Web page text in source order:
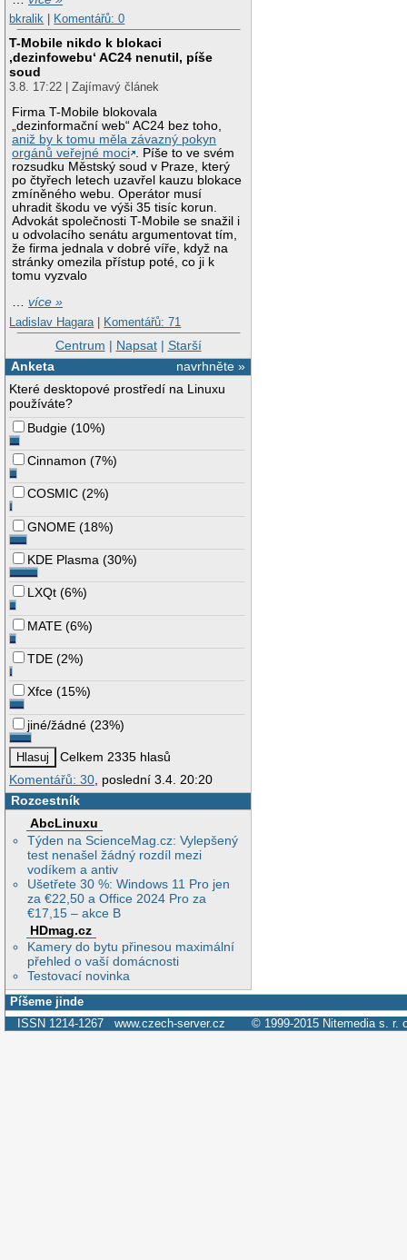
bkralik
Komentářů: 0
T-Mobile nikdo k blokaci
‚dezinfowebu‘ AC24 nenutil, píše
soud
3.8. 17:22 | Zajímavý článek
Firma T-Mobile blokovala
„dezinformační web“ AC24 bez toho,
aniž by k tomu měla závazný pokyn
orgánů veřejné moci . Píše to ve svém
rozsudku Městský soud v Praze, který
po čtyřech letech uzavřel kauzu blokace
zmíněného webu. Operátor musí
uhradit škodu ve výši 35 tisíc korun.
Advokát společnosti T-Mobile se snažil i
u odvolacího senátu argumentovat tím,
že firma jednala v dobré víře, když na
stránky omezila přístup poté, co ji k
tomu vyzvalo
…více »
Ladislav Hagara | Komentářů: 71
Centrum | Napsat| Starší
navrhněte »
Anketa
Které desktopové prostředí na Linuxu
používáte?
Budgie (10%)
Cinnamon (7%)
COSMIC (2%)
GNOME (18%)
KDE Plasma (30%)
LXQt (6%)
MATE (6%)
TDE (2%)
Xfce (15%)
jiné/žádné (23%)
Celkem 2335 hlasů
Komentářů: 30, poslední 3.4. 20:20
Rozcestník
AbcLinuxu
Týden na ScienceMag.cz: Vylepšený
test nenašel žádný rozdíl mezi
vodíkem a antiv
Ušetřete 30 %: Windows 11 Pro jen
za €22,50 a Office 2024 Pro za
€17,15 – akce B
HDmag.cz
Kamery do bytu přinesou maximální
přehled o vaší domácnosti
Testovací novinka
Píšeme jinde
ISSN 1214-1267 www.czech-server.cz © 1999-2015 Nitemedia s. r.